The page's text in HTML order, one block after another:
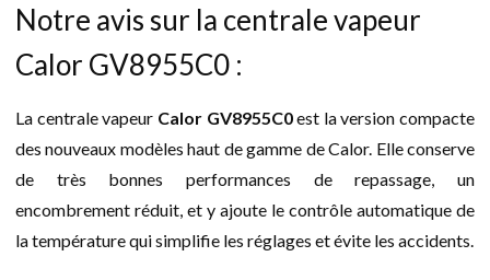
Notre avis sur la centrale vapeur
Calor GV8955C0 :
La centrale vapeur Calor GV8955C0est la version compacte
des nouveaux modèles haut de gamme de Calor. Elle conserve
de très bonnes performances de repassage, un
encombrement réduit, et y ajoute le contrôle automatique de
la température qui simplifie les réglages et évite les accidents.